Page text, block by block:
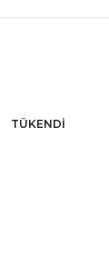
TÜKENDI